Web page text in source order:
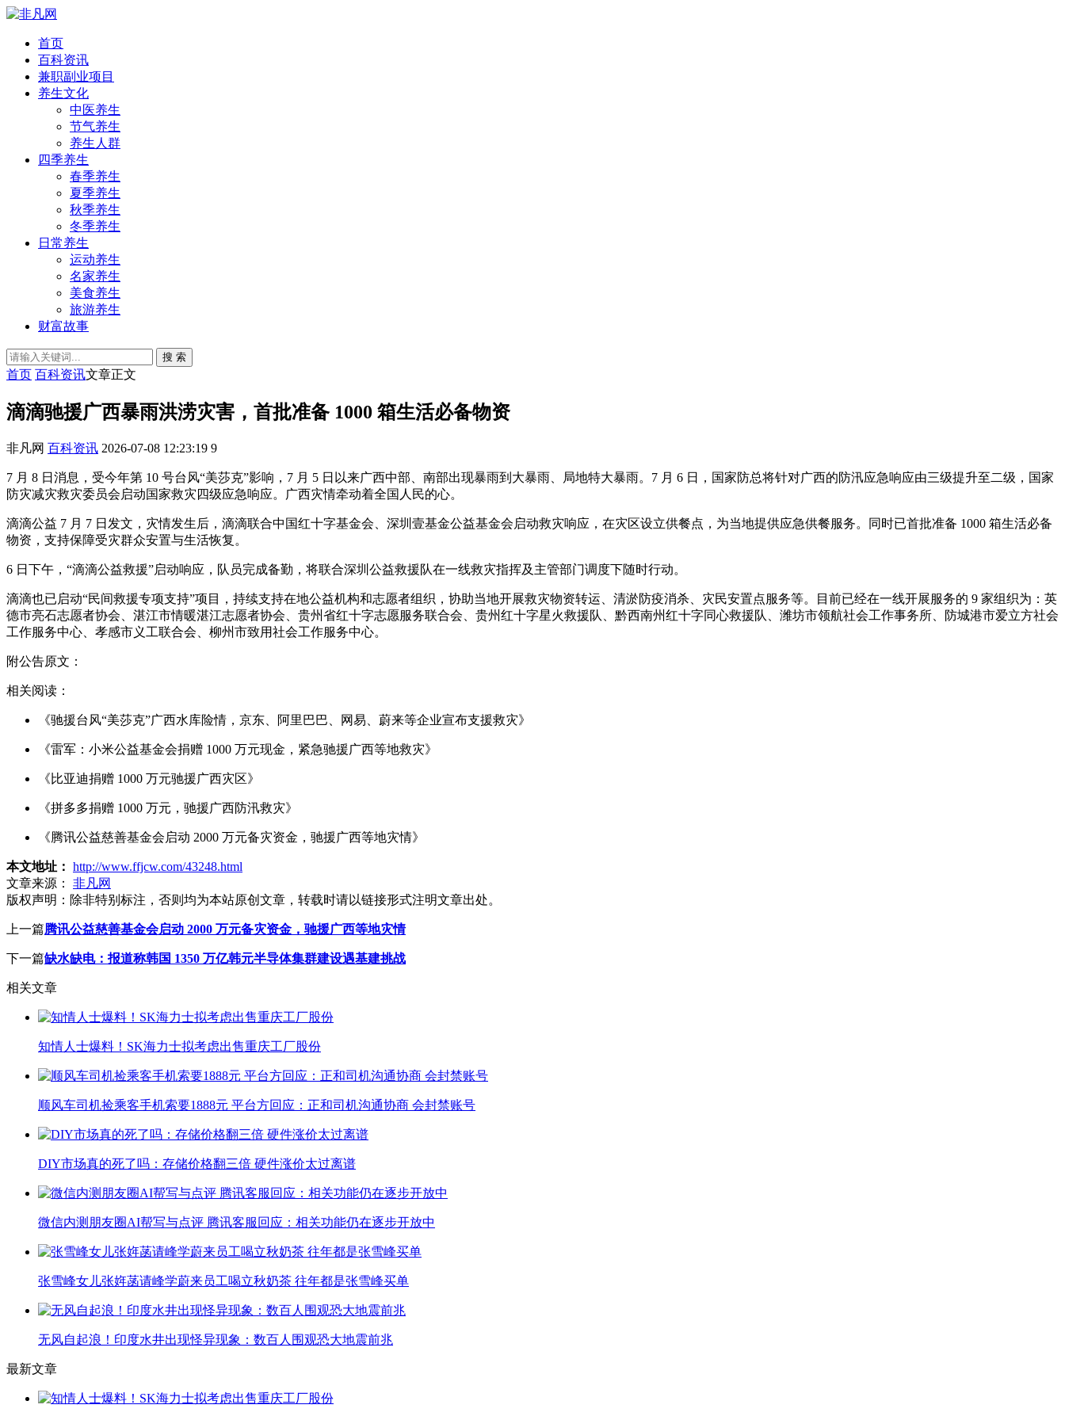
首页
百科资讯
兼职副业项目
养生文化
中医养生
节气养生
养生人群
四季养生
春季养生
夏季养生
秋季养生
冬季养生
日常养生
运动养生
名家养生
美食养生
旅游养生
财富故事
搜 索
首页 百科资讯文章正文
滴滴驰援广西暴雨洪涝灾害，首批准备 1000 箱生活必备物资
非凡网 百科资讯 2026-07-08 12:23:19 9
7 月 8 日消息，受今年第 10 号台风“美莎克”影响，7 月 5 日以来广西中部、南部出现暴雨到大暴雨、局地特大暴雨。7 月 6 日，国家防总将针对广西的防汛应急响应由三级提升至二级，国家
防灾减灾救灾委员会启动国家救灾四级应急响应。广西灾情牵动着全国人民的心。
滴滴公益 7 月 7 日发文，灾情发生后，滴滴联合中国红十字基金会、深圳壹基金公益基金会启动救灾响应，在灾区设立供餐点，为当地提供应急供餐服务。同时已首批准备 1000 箱生活必备
物资，支持保障受灾群众安置与生活恢复。
6 日下午，“滴滴公益救援”启动响应，队员完成备勤，将联合深圳公益救援队在一线救灾指挥及主管部门调度下随时行动。
滴滴也已启动“民间救援专项支持”项目，持续支持在地公益机构和志愿者组织，协助当地开展救灾物资转运、清淤防疫消杀、灾民安置点服务等。目前已经在一线开展服务的 9 家组织为：英
德市亮石志愿者协会、湛江市情暖湛江志愿者协会、贵州省红十字志愿服务联合会、贵州红十字星火救援队、黔西南州红十字同心救援队、潍坊市领航社会工作事务所、防城港市爱立方社会
工作服务中心、孝感市义工联合会、柳州市致用社会工作服务中心。
附公告原文：
相关阅读：
《驰援台风“美莎克”广西水库险情，京东、阿里巴巴、网易、蔚来等企业宣布支援救灾》
《雷军：小米公益基金会捐赠 1000 万元现金，紧急驰援广西等地救灾》
《比亚迪捐赠 1000 万元驰援广西灾区》
《拼多多捐赠 1000 万元，驰援广西防汛救灾》
《腾讯公益慈善基金会启动 2000 万元备灾资金，驰援广西等地灾情》
本文地址： http://www.ffjcw.com/43248.html
文章来源：
非凡网
版权声明： 除非特别标注，否则均为本站原创文章，转载时请以链接形式注明文章出处。
上一篇腾讯公益慈善基金会启动 2000 万元备灾资金，驰援广西等地灾情
下一篇缺水缺电：报道称韩国 1350 万亿韩元半导体集群建设遇基建挑战
相关文章
知情人士爆料！SK海力士拟考虑出售重庆工厂股份
顺风车司机捡乘客手机索要1888元 平台方回应：正和司机沟通协商 会封禁账号
DIY市场真的死了吗：存储价格翻三倍 硬件涨价太过离谱
微信内测朋友圈AI帮写与点评 腾讯客服回应：相关功能仍在逐步开放中
张雪峰女儿张姩菡请峰学蔚来员工喝立秋奶茶 往年都是张雪峰买单
无风自起浪！印度水井出现怪异现象：数百人围观恐大地震前兆
最新文章